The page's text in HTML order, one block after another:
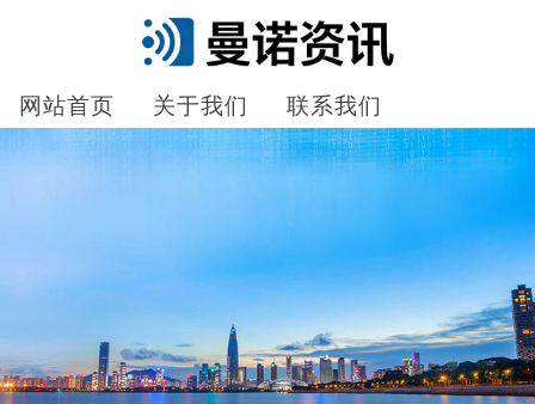
网站首页 关于我们 联系我们